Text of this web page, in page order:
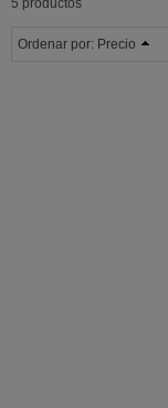
5 productos
Ordenar por: Precio